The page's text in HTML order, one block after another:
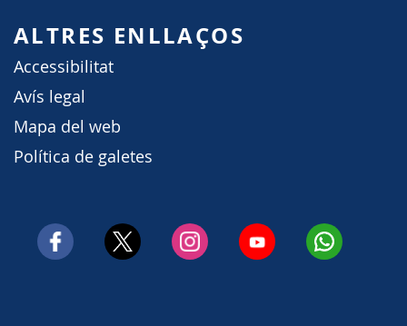
ALTRES ENLLAÇOS
Accessibilitat
Avís legal
Mapa del web
Política de galetes